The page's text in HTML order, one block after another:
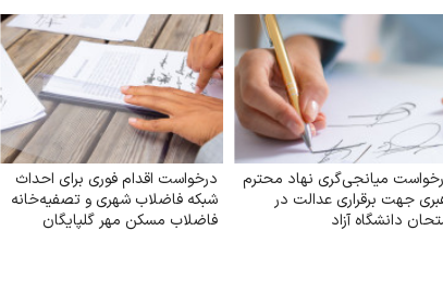
میانجی‌گری نهاد محترم
جهت برقراری عدالت در
دانشگاه آزاد
درخواست اقدام فوری برای احداث
شبکه فاضلاب شهری و تصفیه‌خانه
فاضلاب مسکن مهر گلپایگان